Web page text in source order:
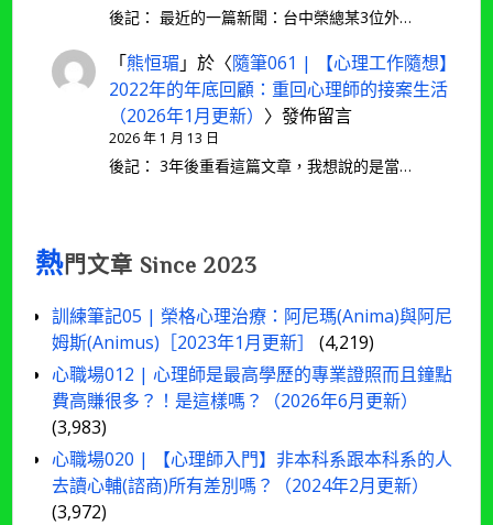
後記： 最近的一篇新聞：台中榮總某3位外…
「熊恒瑂 」於〈隨筆061 | 【心理工作隨想】
2022年的年底回顧：重回心理師的接案生活
（2026年1月更新） 〉發佈留言
2026 年 1 月 13 日
後記： 3年後重看這篇文章，我想說的是當…
熱門文章 Since 2023
訓練筆記05 | 榮格心理治療：阿尼瑪(Anima)與阿尼
姆斯(Animus)［2023年1月更新］
(4,219)
心職場012 | 心理師是最高學歷的專業證照而且鐘點
費高賺很多？！是這樣嗎？（2026年6月更新）
(3,983)
心職場020 | 【心理師入門】非本科系跟本科系的人
去讀心輔(諮商)所有差別嗎？（2024年2月更新）
(3,972)